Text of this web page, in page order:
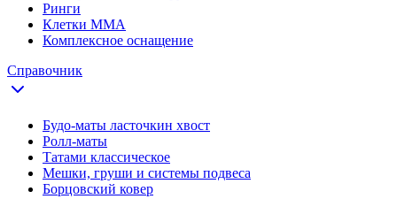
Ринги
Клетки ММА
Комплексное оснащение
Справочник
Будо-маты ласточкин хвост
Ролл-маты
Татами классическое
Мешки, груши и системы подвеса
Борцовский ковер